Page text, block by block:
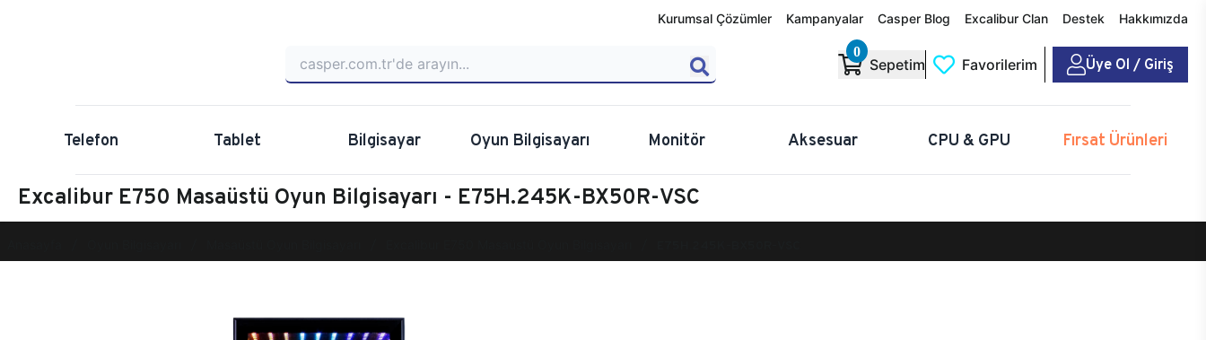
Kurumsal Çözümler Kampanyalar Casper Blog Excalibur Clan Destek Hakkımızda
0
Sepetim Favorilerim Üye Ol / Giriş
Telefon Tablet Bilgisayar Oyun Bilgisayarı Monitör Aksesuar CPU & GPU Fırsat Ürünleri
Excalibur E750 Masaüstü Oyun Bilgisayarı - E75H.245K-BX50R-VSC